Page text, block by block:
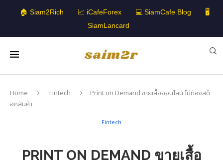
🏠 Siam2Rich 📈 iCafeForex 💻 SiamCafe Blog
🖥️
SiamLancard
Home Fintech
Print on Demand ขายเสื้อออนไลน์ ไม่ต้องสต็
อกสินค้า
Fintech
PRINT ON DEMAND ขายเสื้อ